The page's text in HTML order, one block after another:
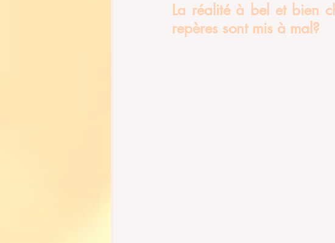
La réalité à bel et bien
repères sont mis à mal?